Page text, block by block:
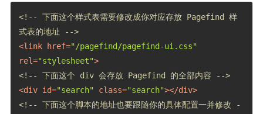
<!-- 下面这个样式表需要修改成你对应存放 Pagefind 样
式表的地址 -->
<link href="/pagefind/pagefind-ui.css"
rel="stylesheet">
<!-- 下面这个 div 会存放 Pagefind 的全部内容 -->
<div id="search" class="search"></div>
<!-- 下面这个脚本的地址也要跟随你的具体配置一并修改 -